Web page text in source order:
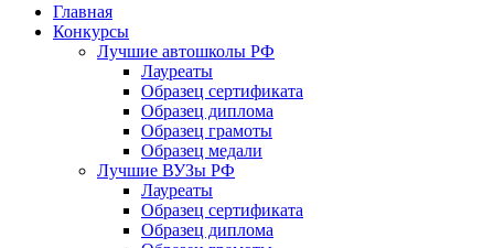
Главная
Конкурсы
Лучшие автошколы РФ
Лауреаты
Образец сертификата
Образец диплома
Образец грамоты
Образец медали
Лучшие ВУЗы РФ
Лауреаты
Образец сертификата
Образец диплома